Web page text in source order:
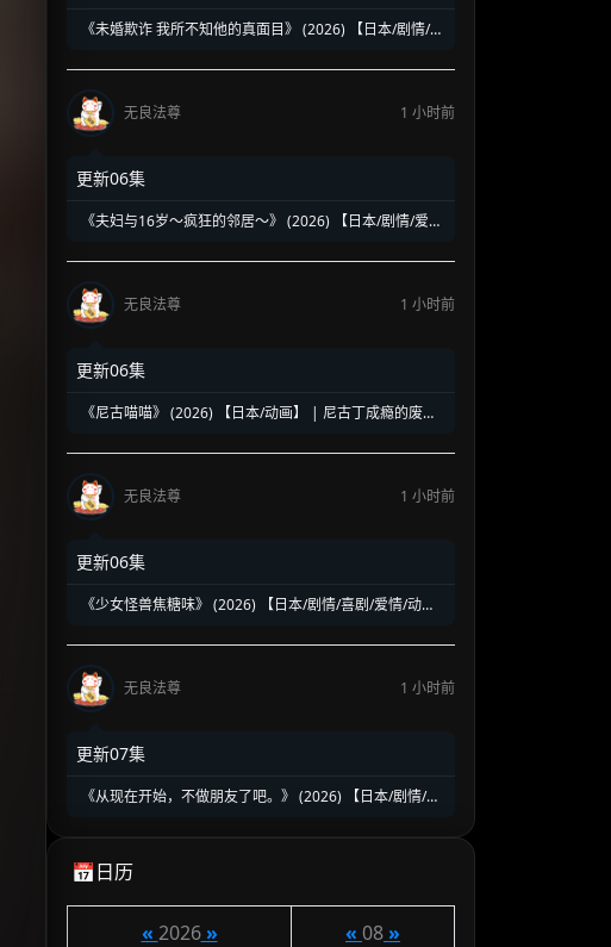
《未婚欺诈 我所不知他的真面目》 (2026) 【日本/剧情/爱
姻悬疑剧
无良法尊
1 小时前
更新06集
《夫妇与16岁～疯狂的邻居～》 (2026) 【日本/剧情/爱
式纯爱伪装与极致病娇惊悚
无良法尊
1 小时前
更新06集
《尼古喵喵》 (2026) 【日本/动画】 | 尼古丁成瘾的废物
烟催化剂
无良法尊
1 小时前
更新06集
《少女怪兽焦糖味》 (2026) 【日本/剧情/喜剧/爱情/动画/
终极暴走
无良法尊
1 小时前
更新07集
《从现在开始，不做朋友了吧。》 (2026) 【日本/剧情/爱
📅日历
« 2026» « 08»